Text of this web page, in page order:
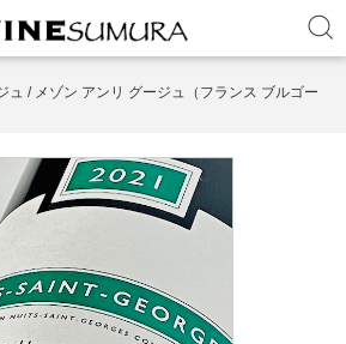
ュ / メゾン アンリ グージュ（フランス ブルゴー